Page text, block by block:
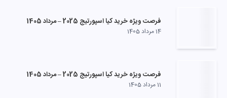
فرصت ویژه خرید کیا اسپورتیج 2025 – مرداد 1405
14 مرداد 1405
فرصت ویژه خرید کیا اسپورتیج 2025 – مرداد 1405
11 مرداد 1405